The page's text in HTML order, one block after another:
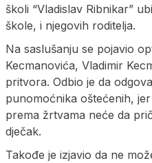
školi “Vladislav Ribnikar”
škole, i njegovih roditelja.
Na saslušanju se pojavio
Kecmanovića, Vladimir
pritvora. Odbio je da
punomoćnika oštećenih,
prema žrtvama neće da
dječak.
Takođe je izjavio da ne